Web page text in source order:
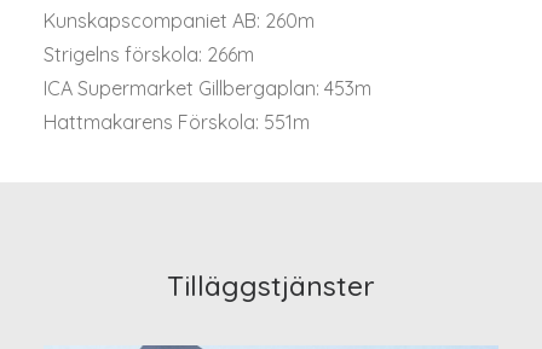
Kunskapscompaniet AB: 260m
Strigelns förskola: 266m
ICA Supermarket Gillbergaplan: 453m
Hattmakarens Förskola: 551m
Tilläggstjänster